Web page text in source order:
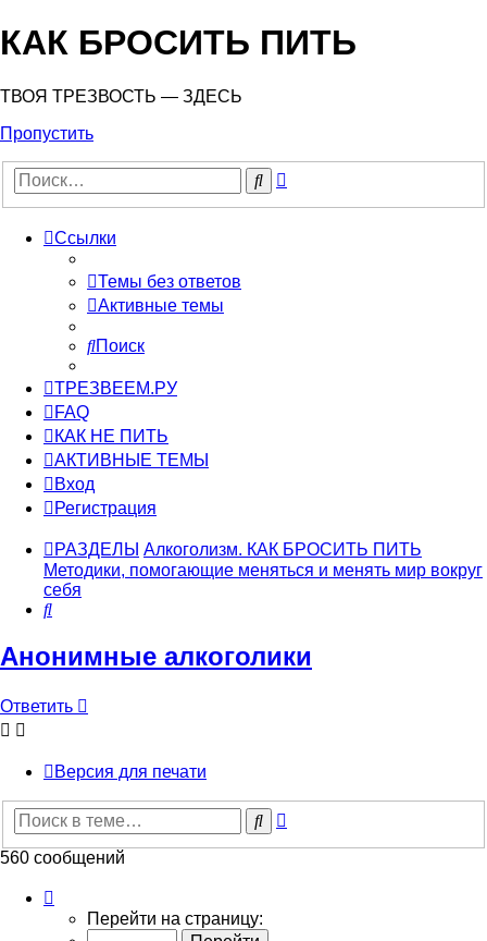
КАК БРОСИТЬ ПИТЬ
ТВОЯ ТРЕЗВОСТЬ — ЗДЕСЬ
Пропустить
Поиск
Ссылки
Темы без ответов
Активные темы
Поиск
ТРЕЗВЕЕМ.РУ
FAQ
КАК НЕ ПИТЬ
АКТИВНЫЕ ТЕМЫ
Вход
Регистрация
РАЗДЕЛЫ Алкоголизм. КАК БРОСИТЬ ПИТЬ
Методики, помогающие меняться и менять мир вокруг
себя
Поиск
Анонимные алкоголики
Ответить
Версия для печати
Поиск
560 сообщений
28
Перейти на страницу: